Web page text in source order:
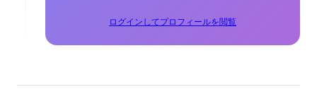
ログインしてプロフィールを閲覧